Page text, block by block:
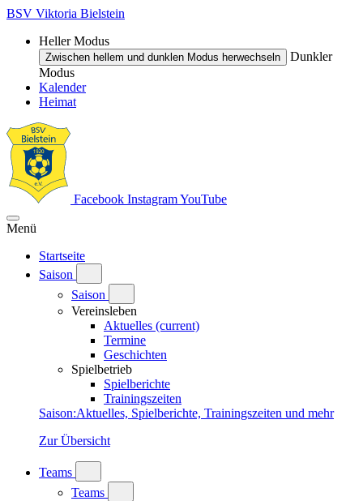
BSV Viktoria Bielstein
Heller Modus
Zwischen hellem und dunklen Modus herwechseln
Dunkler
Modus
Kalender
Heimat
Facebook InstagramYouTube
Menü
Startseite
Saison
Saison
Vereinsleben
Aktuelles (current)
Termine
Geschichten
Spielbetrieb
Spielberichte
Trainingszeiten
Saison:Aktuelles, Spielberichte, Trainingszeiten und mehr
Zur Übersicht
Teams
Teams